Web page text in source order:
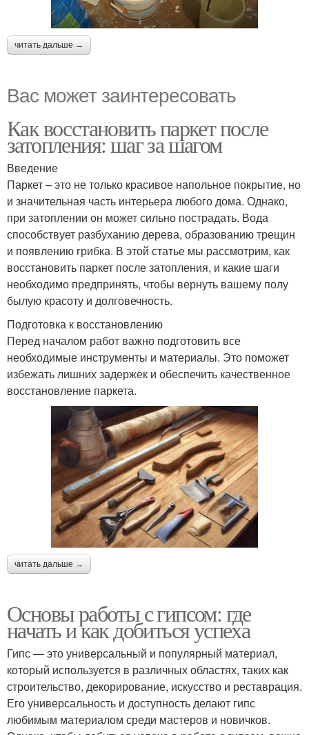
читать дальше →
Вас может заинтересовать
Как восстановить паркет после
затопления: шаг за шагом
Введение
Паркет – это не только красивое напольное покрытие, но
и значительная часть интерьера любого дома. Однако,
при затоплении он может сильно пострадать. Вода
способствует разбуханию дерева, образованию трещин
и появлению грибка. В этой статье мы рассмотрим, как
восстановить паркет после затопления, и какие шаги
необходимо предпринять, чтобы вернуть вашему полу
былую красоту и долговечность.
Подготовка к восстановлению
Перед началом работ важно подготовить все
необходимые инструменты и материалы. Это поможет
избежать лишних задержек и обеспечить качественное
восстановление паркета.
читать дальше →
Основы работы с гипсом: где
начать и как добиться успеха
Гипс — это универсальный и популярный материал,
который используется в различных областях, таких как
строительство, декорирование, искусство и реставрация.
Его универсальность и доступность делают гипс
любимым материалом среди мастеров и новичков.